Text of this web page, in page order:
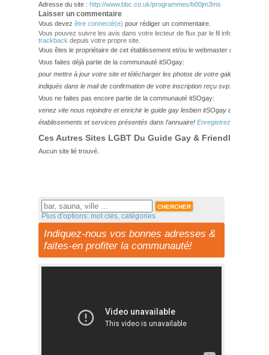
Adresse du site : http://www.bbc.co.uk/programmes/b00jm3ms
Laisser un commentaire
Vous devez être connecté(e) pour rédiger un commentaire.
Vous pouvez suivre les avis dans votre lecteur de flux par le fil info
trackback depuis votre propre site.
Vous êtes le propriétaire de cet établissement et/ou le webmaster de ce site?
Vous faites déjà partie de la communauté itSOgay:
pour mettre à jour votre site et télécharger les photos de votre galerie,
indiqués dans le mail de confirmation de votre inscription reçu svp.
Vous ne faites pas encore partie de la communauté itSOgay:
venez vite nous rejoindre et enrichir le guide gay lesbien itSOgay de vos
établissements et services présentés dans l'annuaire! Enregistrez-vous ici!
Ces Autres Sites LGBT Du Guide Gay & Friendly
Aucun site lié trouvé.
Plus d'options: mot clés, catégories
Indiquez-nous vos bonnes adresses &
faites-en profiter la communauté!